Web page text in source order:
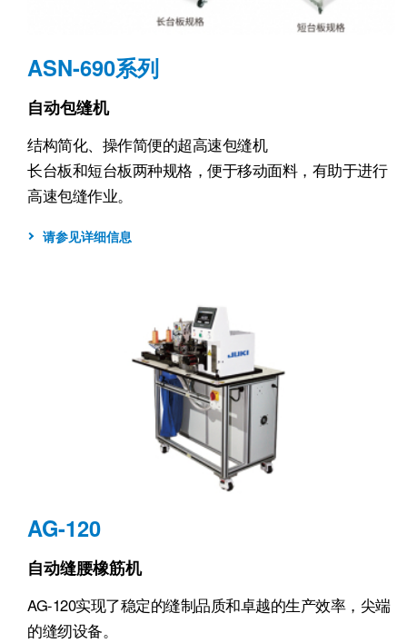
ASN-690系列
自动包缝机
结构简化、操作简便的超高速包缝机
长台板和短台板两种规格，便于移动面料，有助于进行
高速包缝作业。
请参见详细信息
AG-120
自动缝腰橡筋机
AG-120实现了稳定的缝制品质和卓越的生产效率，尖端
的缝纫设备。